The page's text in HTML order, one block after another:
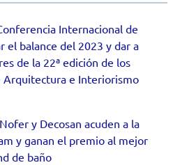
Internacional de
el balance del 2023 y dar a
de la 22ª edición de los
Arquitectura e Interiorismo
Nofer y Decosan acuden a la
y ganan el premio al mejor
de baño